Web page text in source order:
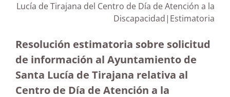
Lucía de Tirajana del Centro de Día de Atención a la
Discapacidad|Estimatoria
Resolución estimatoria sobre solicitud
de información al Ayuntamiento de
Santa Lucía de Tirajana relativa al
Centro de Día de Atención a la